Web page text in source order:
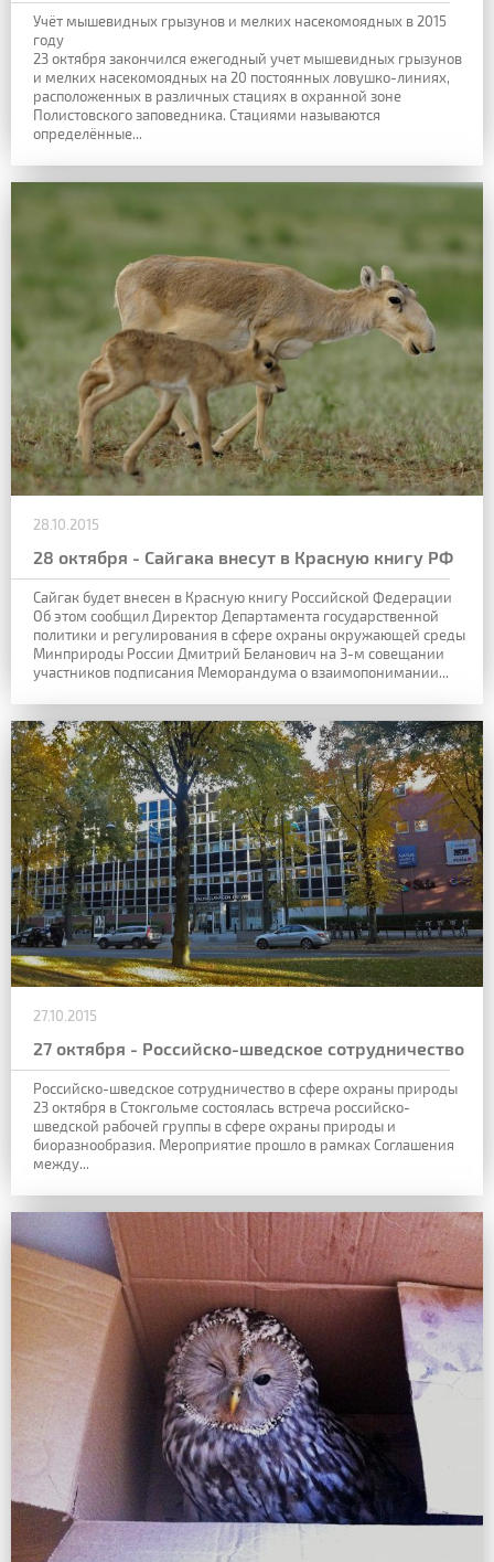
Учёт мышевидных грызунов и мелких насекомоядных в 2015
году
23 октября закончился ежегодный учет мышевидных грызунов
и мелких насекомоядных на 20 постоянных ловушко-линиях,
расположенных в различных стациях в охранной зоне
Полистовского заповедника. Стациями называются
определённые...
28.10.2015
28 октября - Сайгака внесут в Красную книгу РФ
Сайгак будет внесен в Красную книгу Российской Федерации
Об этом сообщил Директор Департамента государственной
политики и регулирования в сфере охраны окружающей среды
Минприроды России Дмитрий Беланович на 3-м совещании
участников подписания Меморандума о взаимопонимании...
27.10.2015
27 октября - Российско-шведское сотрудничество
Российско-шведское сотрудничество в сфере охраны природы
23 октября в Стокгольме состоялась встреча российско-
шведской рабочей группы в сфере охраны природы и
биоразнообразия. Мероприятие прошло в рамках Соглашения
между...